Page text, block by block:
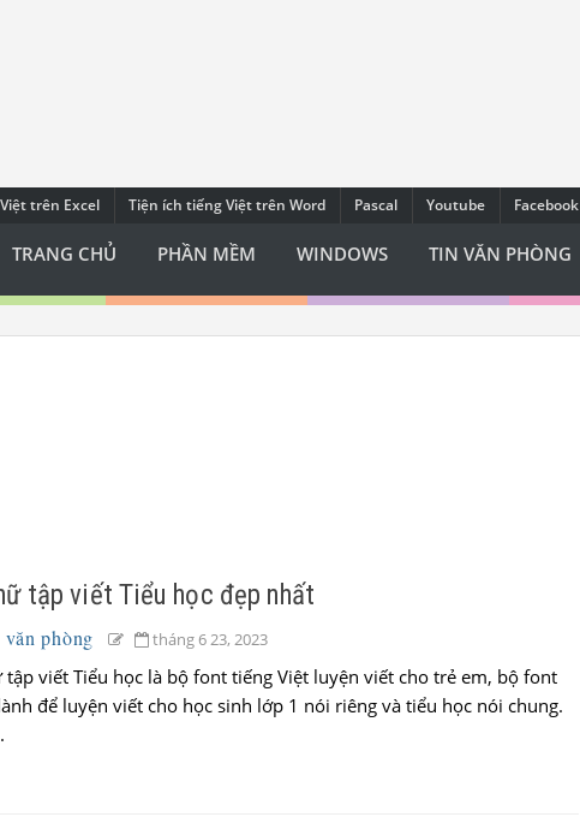
trên Excel Tiện ích tiếng Việt trên Word Pascal Youtube Facebook
TRANG CHỦ PHẦN MỀM WINDOWS TIN VĂN PHÒNG
tập viết Tiểu học đẹp nhất
phòng tháng 6 23, 2023
tập viết Tiểu học là bộ font tiếng Việt luyện viết cho trẻ em, bộ font
để luyện viết cho học sinh lớp 1 nói riêng và tiểu học nói chung.